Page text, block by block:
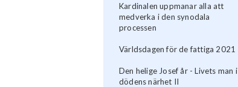
Kardinalen uppmanar alla att
medverka i den synodala
processen
Världsdagen för de fattiga 2021
Den helige Josef år - Livets man i
dödens närhet II